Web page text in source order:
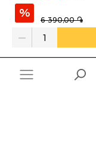
%
6 390,00 ֏
Quantity
info@shinshin.am
Առաքման
Ընկերություն